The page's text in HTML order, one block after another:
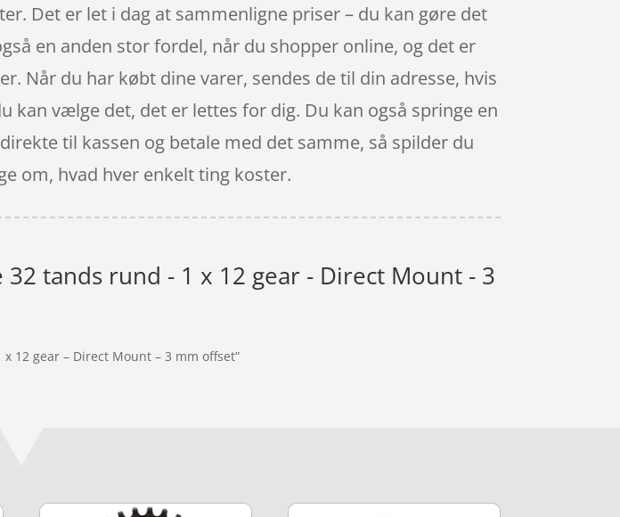
Det er let i dag at sammenligne priser – du kan gøre det
en anden stor fordel, når du shopper online, og det er
Når du har købt dine varer, sendes de til din adresse, hvis
kan vælge det, det er lettes for dig. Du kan også springe en
til kassen og betale med det samme, så spilder du
om, hvad hver enkelt ting koster.
32 tands rund - 1 x 12 gear - Direct Mount - 3
12 gear – Direct Mount – 3 mm offset”